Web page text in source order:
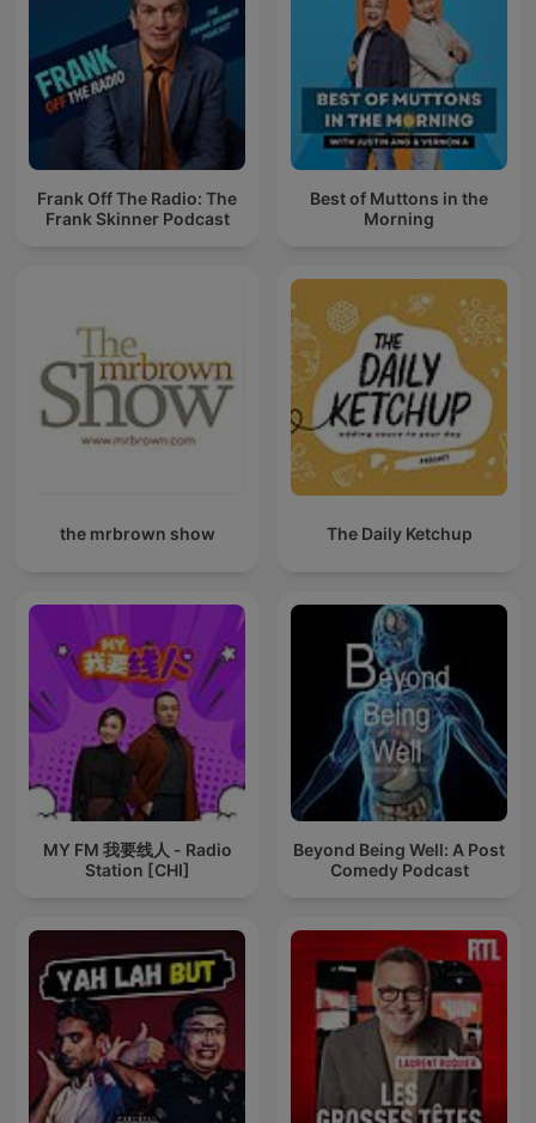
Frank Off The Radio: The
Frank Skinner Podcast
Best of Muttons in the
Morning
the mrbrown show The Daily Ketchup
MY FM 我要线人 - Radio
Station [CHI]
Beyond Being Well: A Post
Comedy Podcast